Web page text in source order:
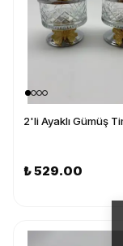
₺ 529.00